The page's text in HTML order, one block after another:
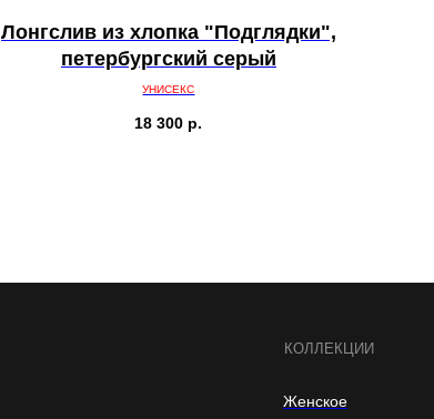
Лонгслив из хлопка "Подглядки",
петербургский серый
УНИСЕКС
18 300 р.
КОЛЛЕКЦИИ
Женское